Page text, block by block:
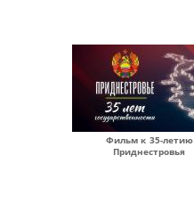
Фильм к 35-летию
Приднестровья